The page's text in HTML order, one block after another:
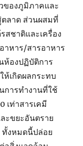
ของภูมิภาคและ
ลาด ส่วนผสมที่
สชาติและเครื่อง
หาร/สารอาหาร
ห้องปฏิบัติการ
ห้เกิดผลกระทบ
การทำงานที่ใช้
เท่าสารเคมี
ะขยะอันตราย
ทั้งหมดนี้ปล่อย